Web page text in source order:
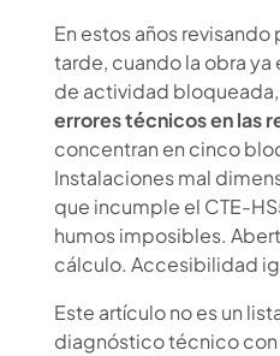
En estos años
tarde, cuando la obra ya
de actividad
errores técnicos en las
concentran en cinco
Instalaciones mal
que incumple el CTE-
humos imposibles.
cálculo. Accesibilidad
Este artículo no es un
diagnóstico técnico